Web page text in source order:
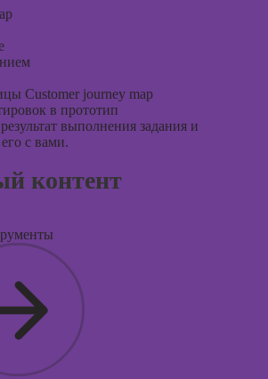
Customer journey map
в прототип
выполнения задания и
с вами.
контент